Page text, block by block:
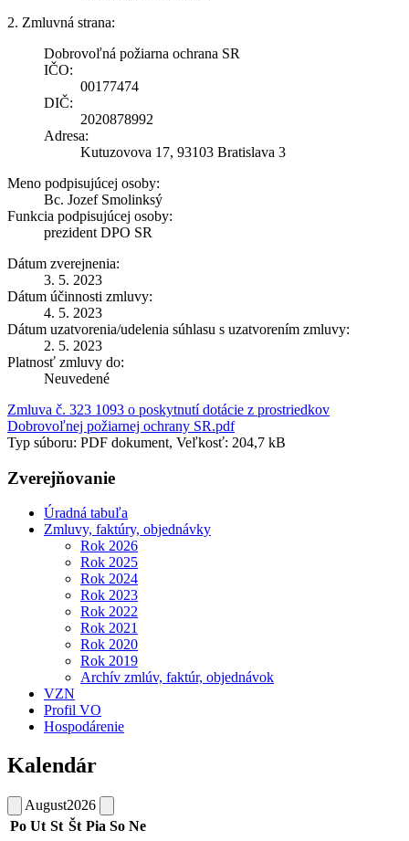
2. Zmluvná strana:
Dobrovoľná požiarna ochrana SR
IČO:
00177474
DIČ:
2020878992
Adresa:
Kutuzovova 17, 93103 Bratislava 3
Meno podpisujúcej osoby:
Bc. Jozef Smolinksý
Funkcia podpisujúcej osoby:
prezident DPO SR
Dátum zverejnenia:
3. 5. 2023
Dátum účinnosti zmluvy:
4. 5. 2023
Dátum uzatvorenia/udelenia súhlasu s uzatvorením zmluvy:
2. 5. 2023
Platnosť zmluvy do:
Neuvedené
Zmluva č. 323 1093 o poskytnutí dotácie z prostriedkov
Dobrovoľnej požiarnej ochrany SR.pdf
Typ súboru: PDF dokument, Veľkosť: 204,7 kB
Zverejňovanie
Úradná tabuľa
Zmluvy, faktúry, objednávky
Rok 2026
Rok 2025
Rok 2024
Rok 2023
Rok 2022
Rok 2021
Rok 2020
Rok 2019
Archív zmlúv, faktúr, objednávok
VZN
Profil VO
Hospodárenie
Kalendár
August2026
Po Ut St Št Pia So Ne